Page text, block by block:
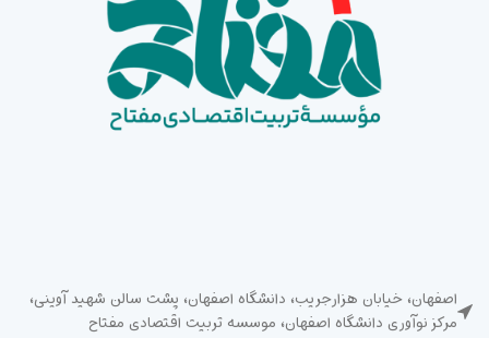
اصفهان، خیابان هزارجریب، دانشگاه اصفهان، پشت سالن شهید آوینی،
مرکز نوآوری دانشگاه اصفهان، موسسه تربیت اقتصادی مفتاح